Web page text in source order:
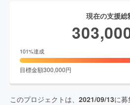
現在の支援総
101%達成
目標金額300,000円
このプロジェクトは、 2021/09/13に募